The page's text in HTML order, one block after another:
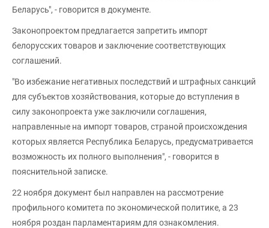
Беларусь", - говорится в документе.
Законопроектом предлагается запретить импорт
белорусских товаров и заключение соответствующих
соглашений.
"Во избежание негативных последствий и штрафных санкций
для субъектов хозяйствования, которые до вступления в
силу законопроекта уже заключили соглашения,
направленные на импорт товаров, страной происхождения
которых является Республика Беларусь, предусматривается
возможность их полного выполнения", - говорится в
пояснительной записке.
22 ноября документ был направлен на рассмотрение
профильного комитета по экономической политике, а 23
ноября роздан парламентариям для ознакомления.